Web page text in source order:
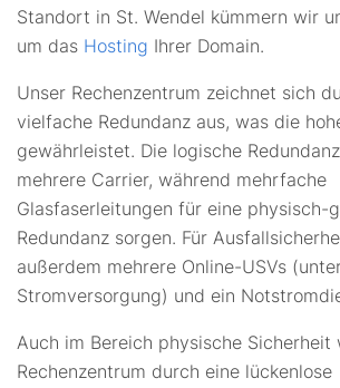
Standort in St. Wendel kümmern wir
um das Hosting Ihrer Domain.
Unser Rechenzentrum zeichnet sich
vielfache Redundanz aus, was die
gewährleistet. Die logische
mehrere Carrier, während mehrfache
Glasfaserleitungen für eine physisch-
Redundanz sorgen. Für
außerdem mehrere Online-USVs
Stromversorgung) und ein
Auch im Bereich physische Sicherheit
Rechenzentrum durch eine lückenlose